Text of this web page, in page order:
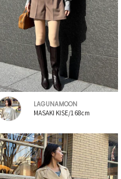
LAGUNAMOON
MASAKI KISE/168cm